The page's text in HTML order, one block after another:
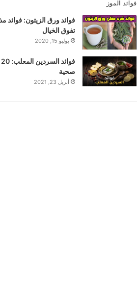
فوائد ورق الزيتون: فوائد
تفوق الخيال
يوليو 15, 2020
صحية
أبريل 23, 2021